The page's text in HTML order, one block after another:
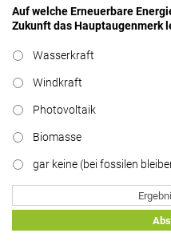
Hier geht’s zu allen
Auf welche Erneuerbare
Zukunft das Hauptaugenmerk
Wasserkraft
Windkraft
Photovoltaik
Biomasse
gar keine (bei fossilen